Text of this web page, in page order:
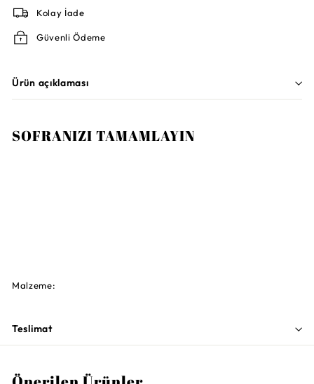
Kolay İade
Güvenli Ödeme
Ürün açıklaması
SOFRANIZI TAMAMLAYIN
Malzeme:
Teslimat